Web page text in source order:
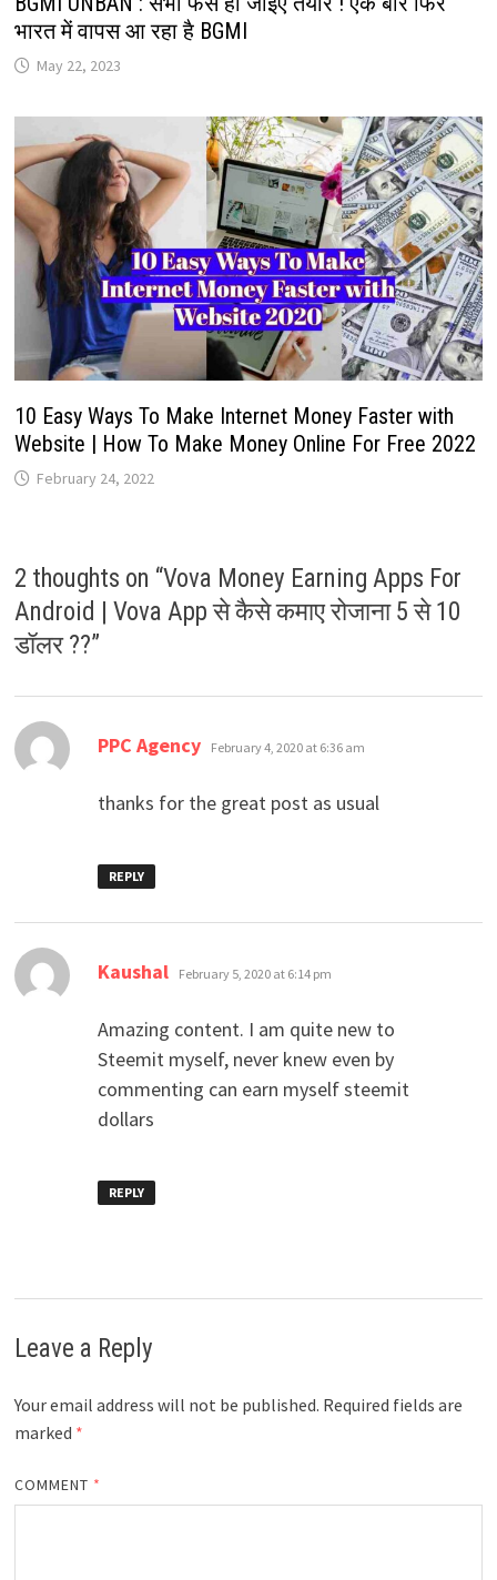
भारत में वापस आ रहा है BGMI
May 22, 2023
10 Easy Ways To Make Internet Money Faster with
Website | How To Make Money Online For Free 2022
February 24, 2022
2 thoughts on “Vova Money Earning Apps For
Android | Vova App से कैसे कमाए रोजाना 5 से 10
डॉलर ??”
PPC Agency says:
February 4, 2020 at 6:36 am
thanks for the great post as usual
REPLY
Kaushal says:
February 5, 2020 at 6:14 pm
Amazing content. I am quite new to
Steemit myself, never knew even by
commenting can earn myself steemit
dollars
REPLY
Leave a Reply
Your email address will not be published. Required fields are
marked *
COMMENT *